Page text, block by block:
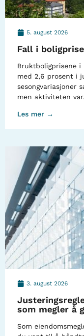
5. august 2026
Fall i
Bruktboligprisene i
med 2,6 prosent i
sesongvariasjoner
men aktiviteten
Les mer →
3. august 2026
som megler å
Som